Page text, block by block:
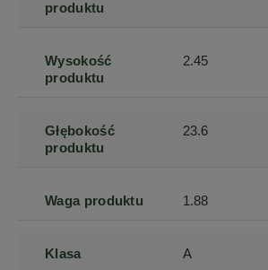
produktu
Wysokość
produktu
2.45
Głębokość
produktu
23.6
Waga produktu 1.88
Klasa A